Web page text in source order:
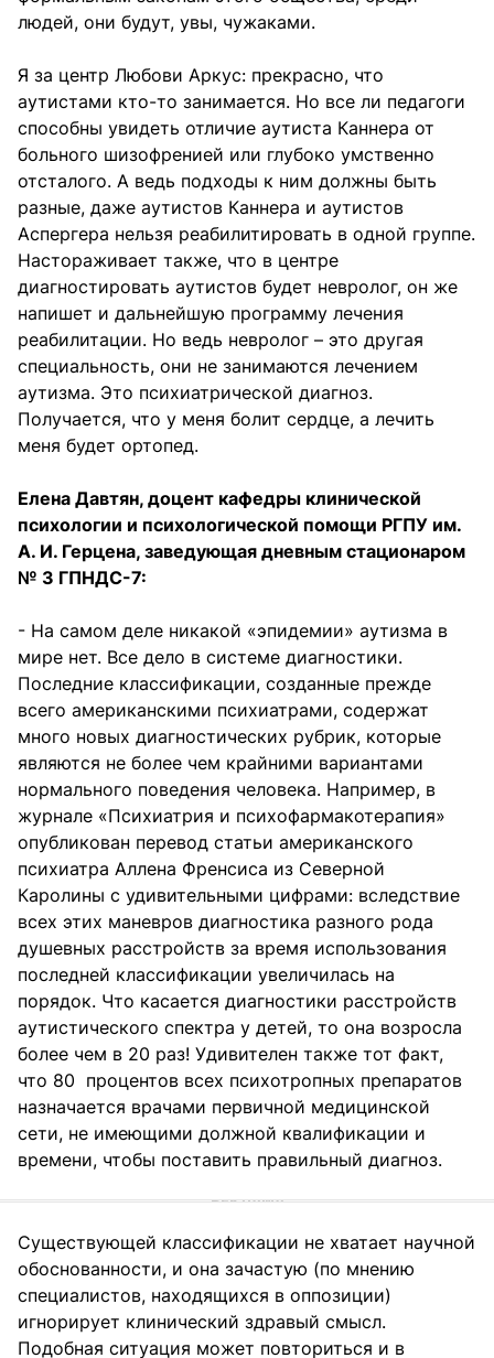
людей, они будут, увы, чужаками.
Я за центр Любови Аркус: прекрасно, что
аутистами кто-то занимается. Но все ли педагоги
способны увидеть отличие аутиста Каннера от
больного шизофренией или глубоко умственно
отсталого. А ведь подходы к ним должны быть
разные, даже аутистов Каннера и аутистов
Аспергера нельзя реабилитировать в одной группе.
Настораживает также, что в центре
диагностировать аутистов будет невролог, он же
напишет и дальнейшую программу лечения
реабилитации. Но ведь невролог – это другая
специальность, они не занимаются лечением
аутизма. Это психиатрической диагноз.
Получается, что у меня болит сердце, а лечить
меня будет ортопед.
Елена Давтян, доцент кафедры клинической
психологии и психологической помощи РГПУ им.
А. И. Герцена, заведующая дневным стационаром
№ 3 ГПНДС-7:
- На самом деле никакой «эпидемии» аутизма в
мире нет. Все дело в системе диагностики.
Последние классификации, созданные прежде
всего американскими психиатрами, содержат
много новых диагностических рубрик, которые
являются не более чем крайними вариантами
нормального поведения человека. Например, в
журнале «Психиатрия и психофармакотерапия»
опубликован перевод статьи американского
психиатра Аллена Френсиса из Северной
Каролины с удивительными цифрами: вследствие
всех этих маневров диагностика разного рода
душевных расстройств за время использования
последней классификации увеличилась на
порядок. Что касается диагностики расстройств
аутистического спектра у детей, то она возросла
более чем в 20 раз! Удивителен также тот факт,
что 80 процентов всех психотропных препаратов
назначается врачами первичной медицинской
сети, не имеющими должной квалификации и
времени, чтобы поставить правильный диагноз.
Существующей классификации не хватает научной
обоснованности, и она зачастую (по мнению
специалистов, находящихся в оппозиции)
игнорирует клинический здравый смысл.
Подобная ситуация может повториться и в